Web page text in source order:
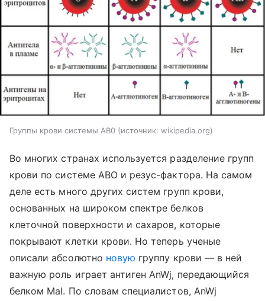
Группы крови системы AB0 источник: wikipedia.org
Во многих странах используется разделение групп
крови по системе ABO и резус-фактора. На самом
деле есть много других систем групп крови,
основанных на широком спектре белков
клеточной поверхности и сахаров, которые
покрывают клетки крови. Но теперь ученые
описали абсолютно новую группу крови — в ней
важную роль играет антиген AnWj, передающийся
белком Mal. По словам специалистов, AnWj